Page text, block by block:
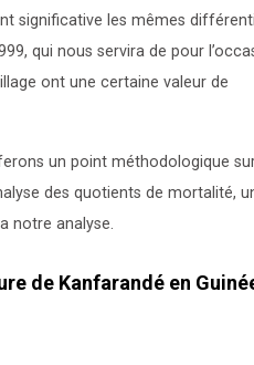
significative les mêmes
qui nous servira de pour
ont une certaine valeur de
un point méthodologique
des quotients de mortalité,
notre analyse.
de Kanfarandé en